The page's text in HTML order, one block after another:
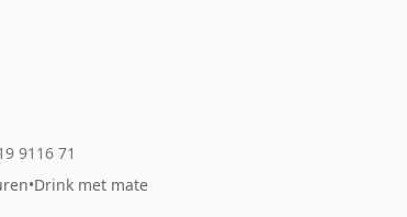
9116 71
•Drink met mate